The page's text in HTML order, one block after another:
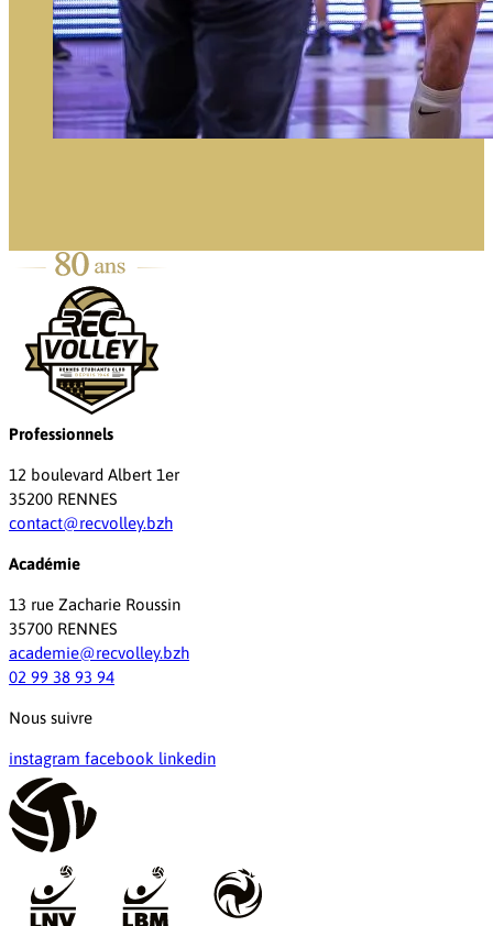
Professionnels
12 boulevard Albert 1er
35200 RENNES
contact@recvolley.bzh
Académie
13 rue Zacharie Roussin
35700 RENNES
academie@recvolley.bzh
02 99 38 93 94
Nous suivre
instagram facebook linkedin